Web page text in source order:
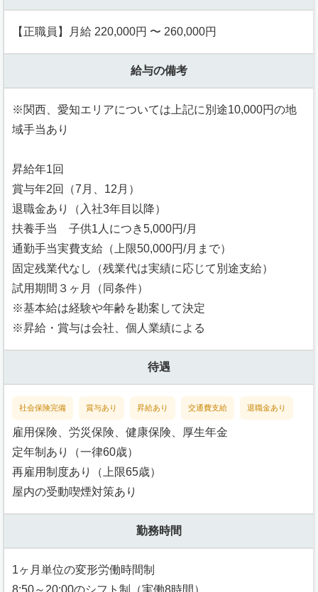
【正職員】月給 220,000円 〜 260,000円
給与の備考
※関西、愛知エリアについては上記に別途10,000円の地
域手当あり
昇給年1回
賞与年2回（7月、12月）
退職金あり（入社3年目以降）
扶養手当 子供1人につき5,000円/月
通勤手当実費支給（上限50,000円/月まで）
固定残業代なし（残業代は実績に応じて別途支給）
試用期間３ヶ月（同条件）
※基本給は経験や年齢を勘案して決定
※昇給・賞与は会社、個人業績による
待遇
社会保険完備 賞与あり 昇給あり 交通費支給 退職金あり
雇用保険、労災保険、健康保険、厚生年金
定年制あり（一律60歳）
再雇用制度あり（上限65歳）
屋内の受動喫煙対策あり
勤務時間
1ヶ月単位の変形労働時間制